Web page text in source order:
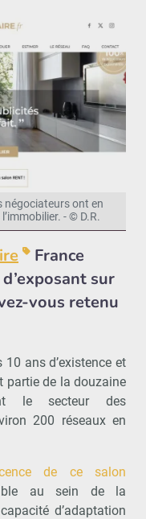
négociateurs ont en
- © D.R.
France
sur
vous retenu
ans d’existence et
partie de la douzaine
le secteur des
200 réseaux en
de ce salon
au sein de la
d’adaptation